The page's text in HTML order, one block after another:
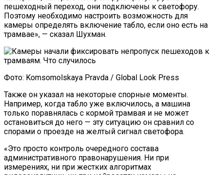
пешеходный переход, они подключены к светофору.
Поэтому необходимо настроить возможность для
камеры определять включение табло, если оно есть на
трамвае», — сказал Шухман.
Фото: Komsomolskaya Pravda / Global Look Press
Также он указал на некоторые спорные моменты.
Например, когда табло уже включилось, а машина
только поравнялась с кормой трамвая и не может
остановиться до него — эту ситуацию он сравнил со
спорами о проезде на желтый сигнал светофора.
«Это просто контроль очередного состава
административного правонарушения. Ни при
измерениях, ни при жестких алгоритмах